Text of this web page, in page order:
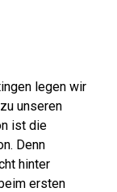
legen wir
unseren
ist die
Denn
hinter
ersten